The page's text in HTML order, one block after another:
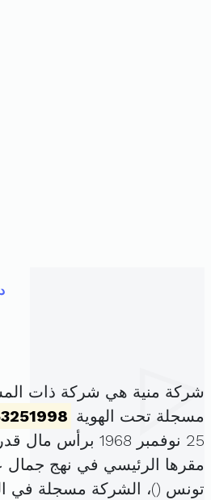
شركة منية هي شركة ذات
مسجلة تحت الهوية
25 نوفمبر 1968 برأس مال قدره
تونس ()، الشركة مسجلة في